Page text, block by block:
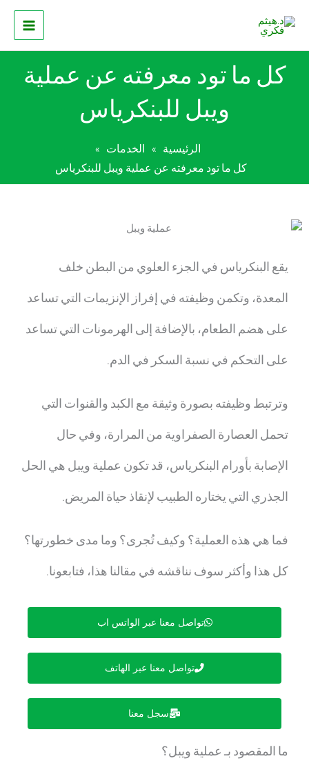
كل ما تود معرفته عن عملية
ويبل للبنكرياس
الرئيسية » الخدمات »
كل ما تود معرفته عن عملية ويبل للبنكرياس
يقع البنكرياس في الجزء العلوي من البطن خلف
المعدة، وتكمن وظيفته في إفراز الإنزيمات التي تساعد
على هضم الطعام، بالإضافة إلى الهرمونات التي تساعد
على التحكم في نسبة السكر في الدم.
وترتبط وظيفته بصورة وثيقة مع الكبد والقنوات التي
تحمل العصارة الصفراوية من المرارة، وفي حال
الإصابة بأورام البنكرياس، قد تكون عملية ويبل هي الحل
الجذري التي يختاره الطبيب لإنقاذ حياة المريض.
فما هي هذه العملية؟ وكيف تُجرى؟ وما مدى خطورتها؟
كل هذا وأكثر سوف نناقشه في مقالنا هذا، فتابعونا.
تواصل معنا عبر الواتس اب
تواصل معنا عبر الهاتف
سجل معنا
ما المقصود بـ عملية ويبل؟